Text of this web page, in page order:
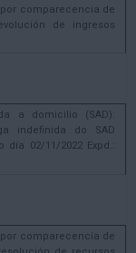
por comparecencia de
de ingresos
a domicilio (SAD):
indefinida do SAD
02/11/2022 Expd.:
por comparecencia de